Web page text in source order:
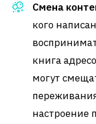
Смена
кого
книга
могут
настроение